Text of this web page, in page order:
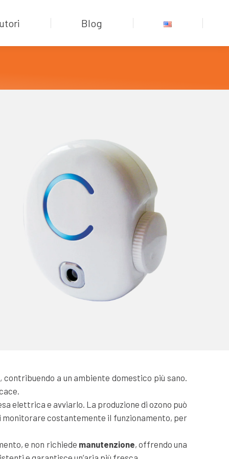
Blog
a un ambiente domestico più sano.
elettrica e avviarlo. La produzione di ozono può
monitorare costantemente il funzionamento, per
e non richiede manutenzione, offrendo una